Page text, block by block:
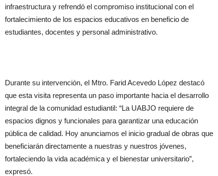
infraestructura y refrendó el compromiso institucional con el
fortalecimiento de los espacios educativos en beneficio de
estudiantes, docentes y personal administrativo.
Durante su intervención, el Mtro. Farid Acevedo López destacó
que esta visita representa un paso importante hacia el desarrollo
integral de la comunidad estudiantil: “La UABJO requiere de
espacios dignos y funcionales para garantizar una educación
pública de calidad. Hoy anunciamos el inicio gradual de obras que
beneficiarán directamente a nuestras y nuestros jóvenes,
fortaleciendo la vida académica y el bienestar universitario”,
expresó.